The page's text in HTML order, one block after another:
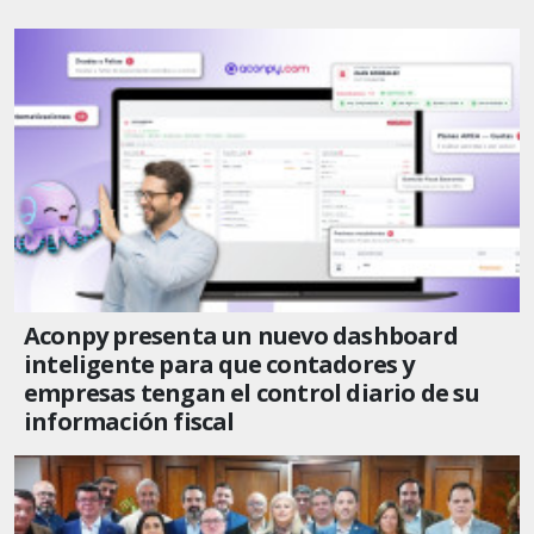
Aconpy presenta un nuevo dashboard
inteligente para que contadores y
empresas tengan el control diario de su
información fiscal